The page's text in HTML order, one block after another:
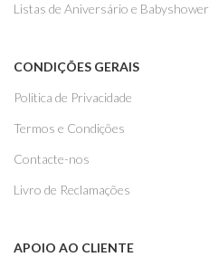
Listas de Aniversário e Babyshower
CONDIÇÕES GERAIS
Politica de Privacidade
Termos e Condições
Contacte-nos
Livro de Reclamações
APOIO AO CLIENTE